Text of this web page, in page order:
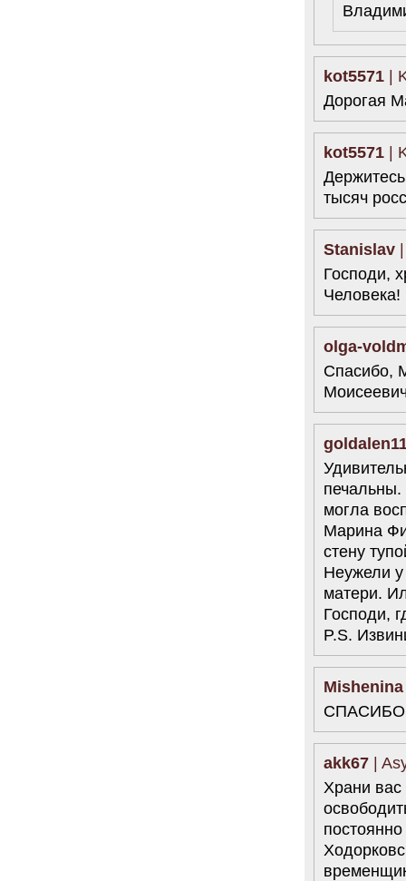
kot5571 |
Дорогая
kot5571 |
тысяч
Stanislav
Господи,
Человека!
olga-
Спасибо,
печальны.
могла
Марина
стену
Неужели у
матери.
Господи,
P.S.
Mishenina
akk67 |
Храни